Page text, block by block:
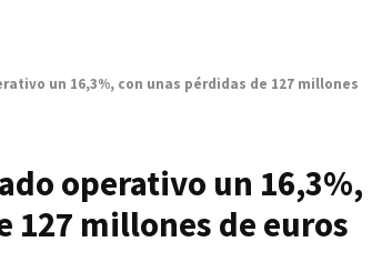
un 16,3%, con unas pérdidas de 127 millones
operativo un 16,3%,
127 millones de euros